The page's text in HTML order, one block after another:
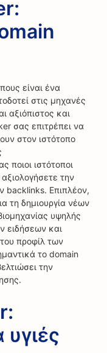
είναι ένα
στις μηχανές
αξιόπιστος και
σας επιτρέπει να
στον ιστότοπο
ποιοι ιστότοποι
την
backlinks. Επιπλέον,
τη δημιουργία νέων
υψηλής
ειδήσεων και
προφίλ των
το domain
την